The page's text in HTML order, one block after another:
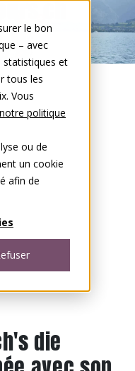
le bon
– avec
statistiques et
tous les
Vous
notre politique
ou de
un cookie
afin de
die